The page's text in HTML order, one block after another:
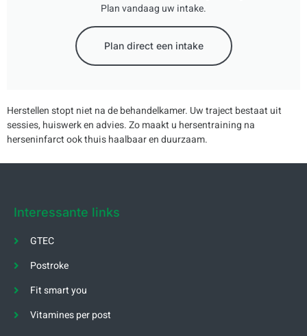
Plan vandaag uw intake.
Plan direct een intake
Herstellen stopt niet na de behandelkamer. Uw traject bestaat uit
sessies, huiswerk en advies. Zo maakt u hersentraining na
herseninfarct ook thuis haalbaar en duurzaam.
Interessante links
GTEC
Postroke
Fit smart you
Vitamines per post